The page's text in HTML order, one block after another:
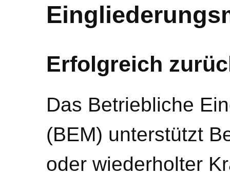
Erfolgreich
Das Betriebliche
(BEM) unterstützt
oder wiederholter